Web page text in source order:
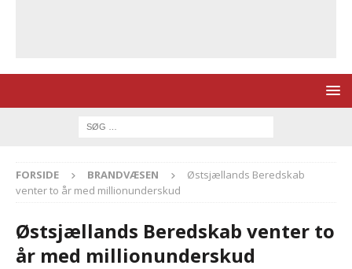
FORSIDE BRANDVÆSEN
Østsjællands Beredskab
venter to år med millionunderskud
Østsjællands Beredskab venter to
år med millionunderskud